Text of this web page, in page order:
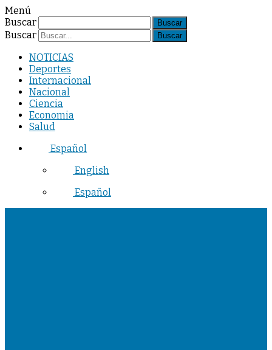
Menú
Buscar
Buscar
NOTICIAS
Deportes
Internacional
Nacional
Ciencia
Economia
Salud
Español
English
Español